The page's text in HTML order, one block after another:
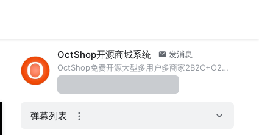
OctShop开源商城系统
发消息
OctShop免费开源大型多用户多商家2B2C+O2O一体化商城系统。主页：https://pc.opencodetiger.com。
弹幕列表